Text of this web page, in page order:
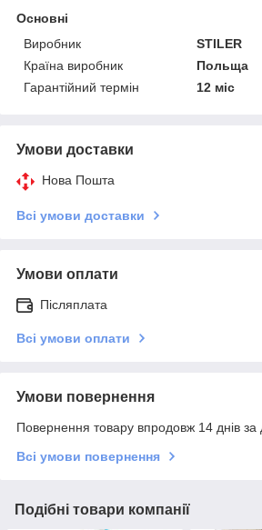
Основні
Виробник
STILER
Країна виробник
Польща
Гарантійний термін
12 міс
Умови доставки
Нова Пошта
Всі умови доставки
Умови оплати
Післяплата
Всі умови оплати
Умови повернення
Повернення товару впродовж 14 днів за
Всі умови повернення
Подібні товари компанії